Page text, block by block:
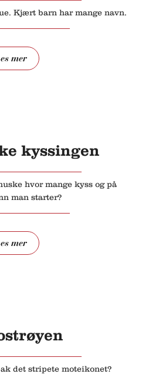
Kjært barn har mange navn.
mer
kyssingen
hvor mange kyss og på
man starter?
mer
det stripete moteikonet?